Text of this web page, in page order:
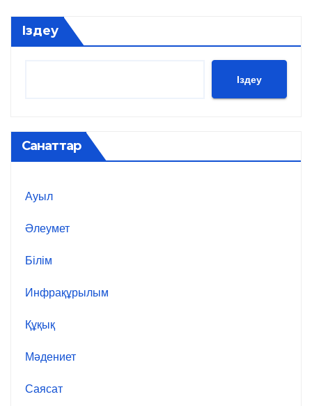
Іздеу
Іздеу
Санаттар
Ауыл
Әлеумет
Білім
Инфрақұрылым
Құқық
Мәдениет
Саясат